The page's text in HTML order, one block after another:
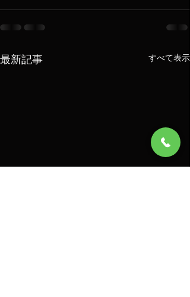
最新記事 すべて表示